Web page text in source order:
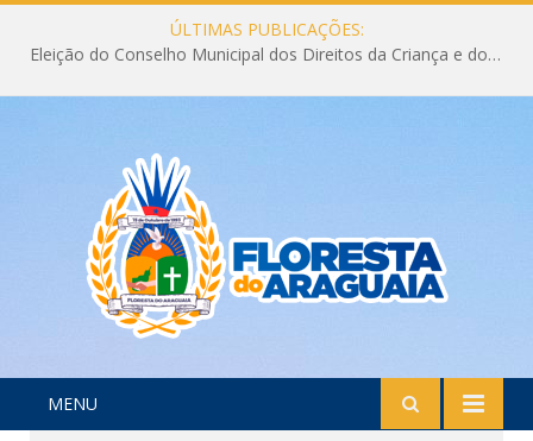
ÚLTIMAS PUBLICAÇÕES:
Eleição do Conselho Municipal dos Direitos da Criança e do Adolescente CMDCA 2026
MENU